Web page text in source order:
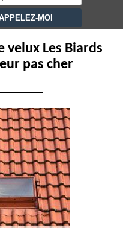
velux Les Biards
pas cher